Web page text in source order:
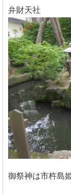
弁財天社
御祭神は市杵島